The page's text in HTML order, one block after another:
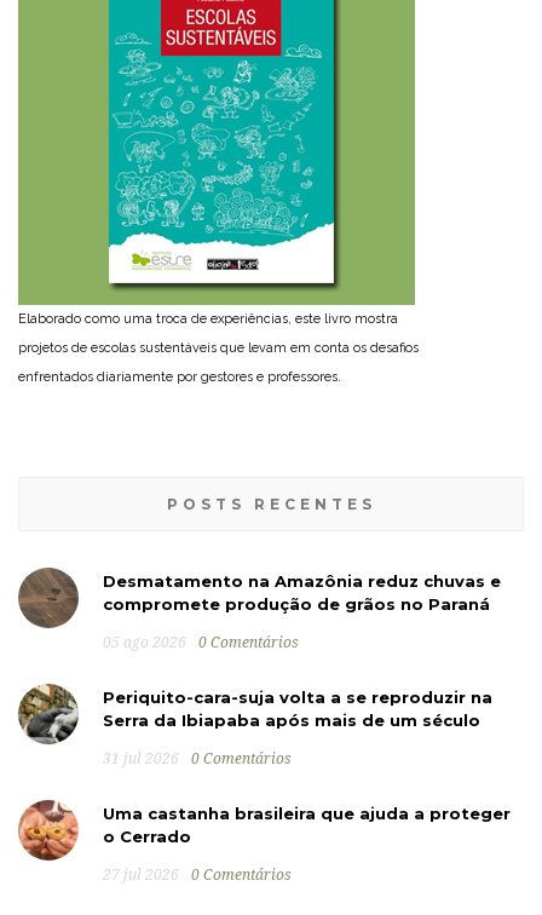
Elaborado como uma troca de experiências, este livro mostra
projetos de escolas sustentáveis que levam em conta os desafios
enfrentados diariamente por gestores e professores.
POSTS RECENTES
Desmatamento na Amazônia reduz chuvas e
compromete produção de grãos no Paraná
05 ago 2026 0 Comentários
Periquito-cara-suja volta a se reproduzir na
Serra da Ibiapaba após mais de um século
31 jul 2026 0 Comentários
Uma castanha brasileira que ajuda a proteger
o Cerrado
27 jul 2026 0 Comentários